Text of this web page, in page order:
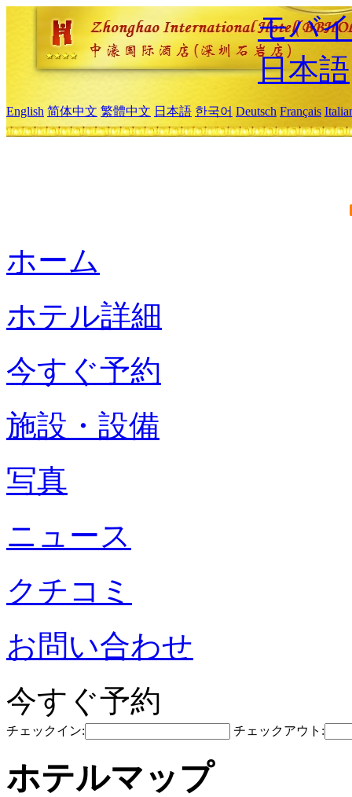
モバ
日本語
English 简体中文 繁體中文 日本語 한국어 Deutsch Français
ホーム
ホテル詳細
今すぐ予約
施設・設備
写真
ニュース
クチコミ
お問い合わせ
今すぐ予約
チェックイン: チェックアウト:
ホテルマップ